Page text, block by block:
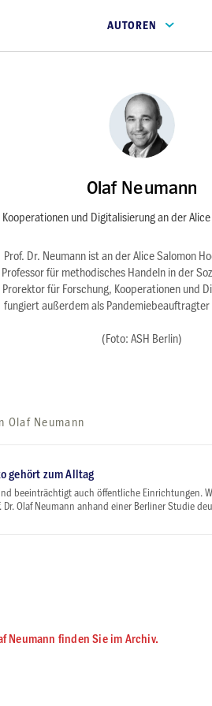
AUTOREN
Olaf Neumann
und Digitalisierung an der
Prof. Dr. Neumann ist an der Alice Salomon
Professor für methodisches Handeln in der
Prorektor für Forschung, Kooperationen und
fungiert außerdem als Pandemiebeauftragter
(Foto: ASH Berlin)
Olaf Neumann
gehört zum Alltag
beeinträchtigt auch öffentliche Einrichtungen.
Olaf Neumann anhand einer Berliner Studie
Neumann finden Sie im Archiv.